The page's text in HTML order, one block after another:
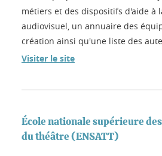
métiers et des dispositifs d'aide à
audiovisuel, un annuaire des
création ainsi qu'une liste des
Visiter le site
École nationale supérieure
du théâtre (ENSATT)